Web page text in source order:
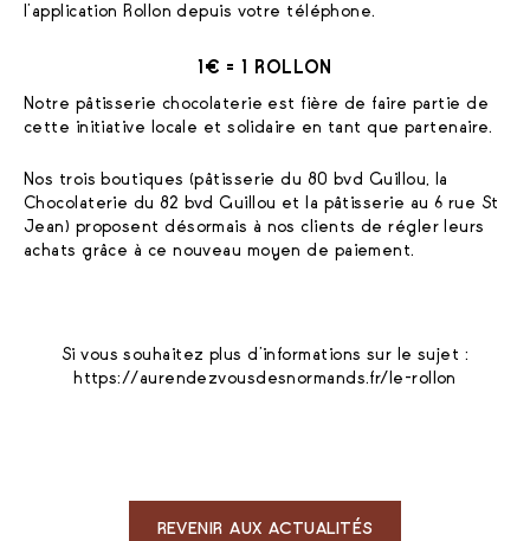
l’application Rollon depuis votre téléphone.
1€ = 1 ROLLON
Notre pâtisserie chocolaterie est fière de faire partie de
cette initiative locale et solidaire en tant que partenaire.
Nos trois boutiques (pâtisserie du 80 bvd Guillou, la
Chocolaterie du 82 bvd Guillou et la pâtisserie au 6 rue St
Jean) proposent désormais à nos clients de régler leurs
achats grâce à ce nouveau moyen de paiement.
Si vous souhaitez plus d’informations sur le sujet :
https://aurendezvousdesnormands.fr/le-rollon
REVENIR AUX ACTUALITÉS